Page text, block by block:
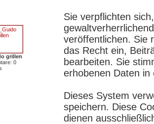
grillen
0
Sie verpflichten
veröffentlichen. Sie
das Recht ein,
bearbeiten. Sie
erhobenen Daten
Dieses System
speichern. Diese
dienen